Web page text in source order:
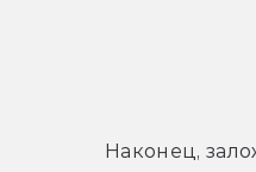
Наконец,